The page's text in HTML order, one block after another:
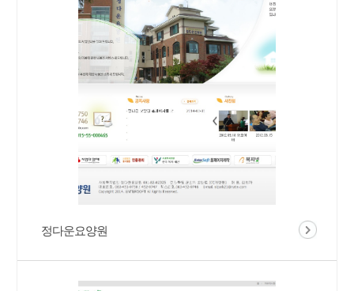
정다운요양원